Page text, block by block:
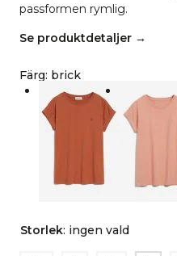
passformen rymlig.
Se produktdetaljer →
Färg: brick
Storlek: ingen vald